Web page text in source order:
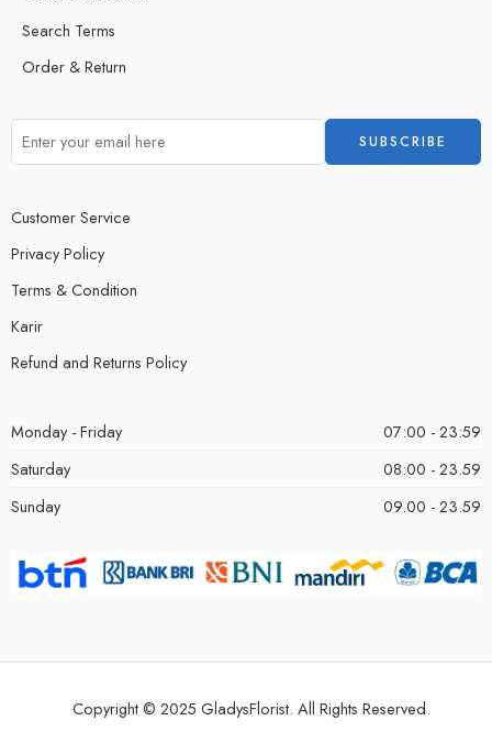
Search Terms
Order & Return
Customer Service
Privacy Policy
Terms & Condition
Karir
Refund and Returns Policy
Monday - Friday
07:00 - 23:59
Saturday
08:00 - 23.59
Sunday
09.00 - 23.59
Copyright © 2025 GladysFlorist. All Rights Reserved.